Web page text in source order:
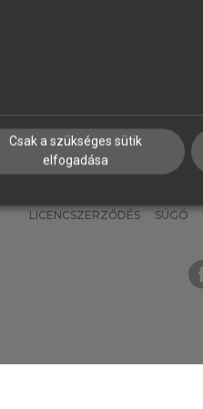
LICENCSZERZŐDÉS SÚGÓ
Csak a szükséges sütik
elfogadása